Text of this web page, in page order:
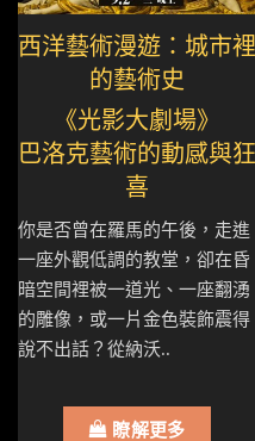
西洋藝術漫遊：城市裡
的藝術史
《光影大劇場》
巴洛克藝術的動感與狂
喜
你是否曾在羅馬的午後，走進
一座外觀低調的教堂，卻在昏
暗空間裡被一道光、一座翻湧
的雕像，或一片金色裝飾震得
說不出話？從納沃..
瞭解更多